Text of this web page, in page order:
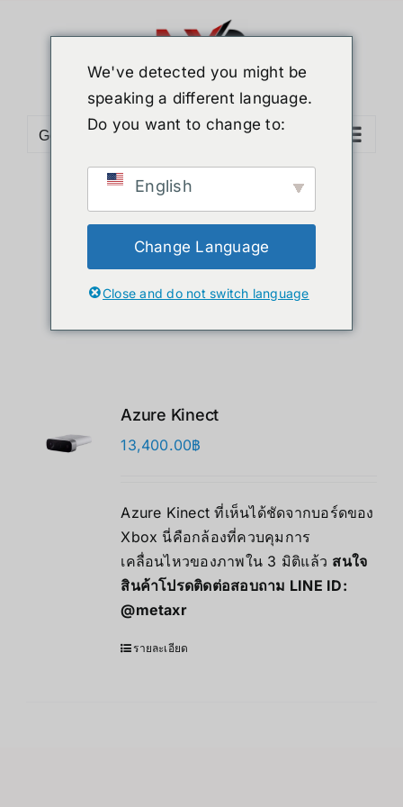
Go to...
Sort byDate
Show12 Products
Azure Kinect
13,400.00฿
Azure Kinect ที่เห็นได้ชัดจากบอร์ดของ
Xbox นี่คือกล้องที่ควบคุมการ
เคลื่อนไหวของภาพใน 3 มิติแล้ว สนใจ
สินค้าโปรดติดต่อสอบถาม LINE ID:
@metaxr
รายละเอียด
We've detected you might be
speaking a different language.
Do you want to change to:
English
Change Language
Close and do not switch language